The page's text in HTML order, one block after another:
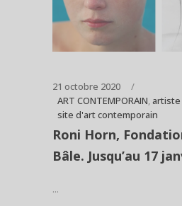
21 octobre 2020
ART CONTEMPORAIN,
site d'art contemporain
Roni Horn,
Bâle. Jusqu’au 17
...